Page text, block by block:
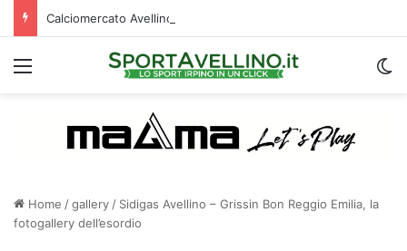
Menu
Home /gallery / Sidigas Avellino – Grissin Bon Reggio Emilia, la
fotogallery dell’esordio